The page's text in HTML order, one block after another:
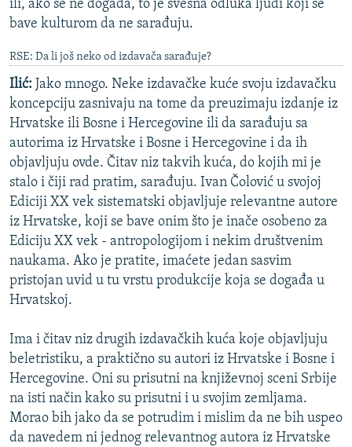
ili, ako se ne događa, to je svesna odluka ljudi koji se
bave kulturom da ne sarađuju.
RSE: Da li još neko od izdavača sarađuje?
Ilić: Jako mnogo. Neke izdavačke kuće svoju izdavačku
koncepciju zasnivaju na tome da preuzimaju izdanje iz
Hrvatske ili Bosne i Hercegovine ili da sarađuju sa
autorima iz Hrvatske i Bosne i Hercegovine i da ih
objavljuju ovde. Čitav niz takvih kuća, do kojih mi je
stalo i čiji rad pratim, sarađuju. Ivan Čolović u svojoj
Ediciji XX vek sistematski objavljuje relevantne autore
iz Hrvatske, koji se bave onim što je inače osobeno za
Ediciju XX vek - antropologijom i nekim društvenim
naukama. Ako je pratite, imaćete jedan sasvim
pristojan uvid u tu vrstu produkcije koja se događa u
Hrvatskoj.
Ima i čitav niz drugih izdavačkih kuća koje objavljuju
beletristiku, a praktično su autori iz Hrvatske i Bosne i
Hercegovine. Oni su prisutni na književnoj sceni Srbije
na isti način kako su prisutni i u svojim zemljama.
Morao bih jako da se potrudim i mislim da ne bih uspeo
da navedem ni jednog relevantnog autora iz Hrvatske